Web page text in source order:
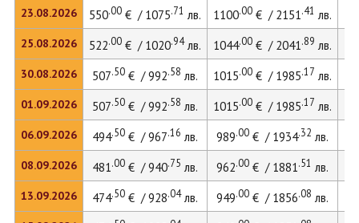
23.08.2026
25.08.2026
30.08.2026
01.09.2026
06.09.2026
08.09.2026
13.09.2026
550.00€ / 1075.71 лв. 1100.00€ / 2151.41 лв.
522.00€ / 1020.94лв. 1044.00€ / 2041.89 лв.
507.50€ / 992.58 лв. 1015.00€ / 1985.17 лв.
507.50€ / 992.58 лв. 1015.00€ / 1985.17 лв.
494.50€ / 967.16 лв. 989.00€ / 1934.32 лв.
481.00€ / 940.75 лв. 962.00€ / 1881.51 лв.
474.50€ / 928.04лв. 949.00€ / 1856.08 лв.